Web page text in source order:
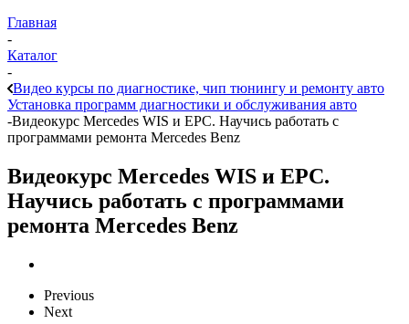
Главная
-
Каталог
-
Видео курсы по диагностике, чип тюнингу и ремонту авто
Установка программ диагностики и обслуживания авто
-Видеокурс Mercedes WIS и EPC. Научись работать с
программами ремонта Mercedes Benz
Видеокурс Mercedes WIS и EPC.
Научись работать с программами
ремонта Mercedes Benz
Previous
Next